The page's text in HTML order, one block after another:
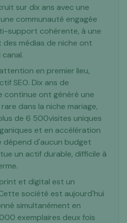
sur dix ans avec une
communauté engagée
support cohérente, à une
médias de niche ont
en premier lieu,
SEO. Dix ans de
ont généré une
dans la niche mariage,
de 6 500visites uniques
et en accélération
dépend d'aucun budget
un actif durable, difficile à
et digital est un
société est aujourd'hui
simultanément en
exemplaires deux fois